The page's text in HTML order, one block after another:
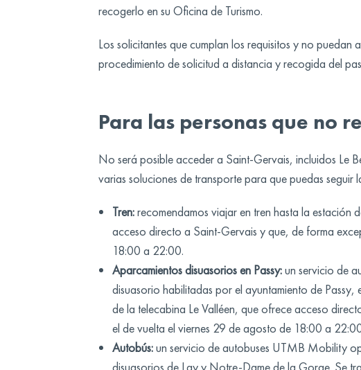
recogerlo en su Oficina de Turismo.
Los solicitantes que cumplan los requisitos y no
procedimiento de solicitud a distancia y recogida del
Para las personas que no
No será posible acceder a Saint-Gervais, incluidos Le
varias soluciones de transporte para que puedas
Tren:recomendamos viajar en tren hasta la estación
acceso directo a Saint-Gervais y que, de forma
18:00 a 22:00.
Aparcamientos disuasorios en Passy:un servicio de
disuasorio habilitadas por el ayuntamiento de
de la telecabina Le Valléen, que ofrece acceso
el de vuelta el viernes 29 de agosto de 18:00 a
Autobús:un servicio de autobuses UTMB Mobility